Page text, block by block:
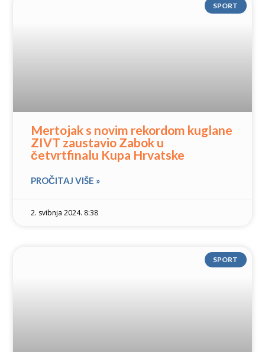
SPORT
Mertojak s novim rekordom kuglane
ZIVT zaustavio Zabok u
četvrtfinalu Kupa Hrvatske
PROČITAJ VIŠE »
2. svibnja 2024. 8:38
SPORT